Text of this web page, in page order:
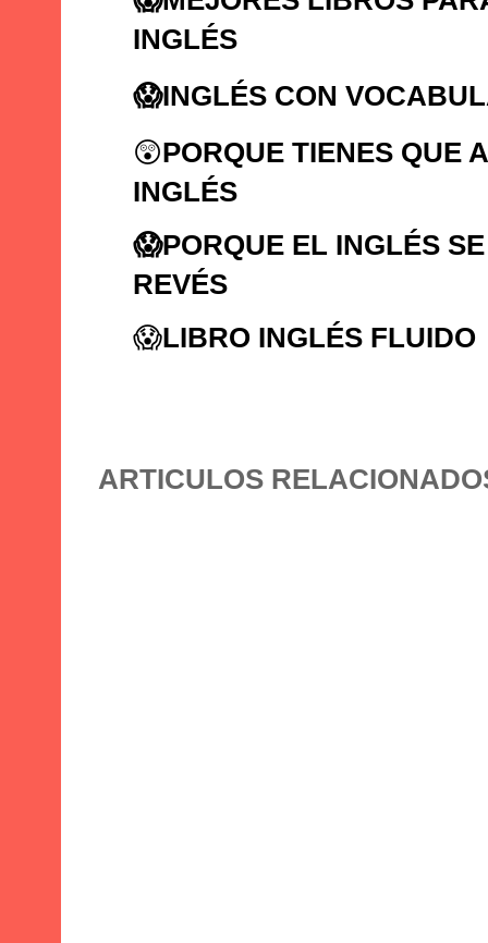
INGLÉS
😱INGLÉS CON
😲PORQUE TIENES QUE
INGLÉS
😱PORQUE EL INGLÉS
REVÉS
😱LIBRO INGLÉS FLUIDO
ARTICULOS